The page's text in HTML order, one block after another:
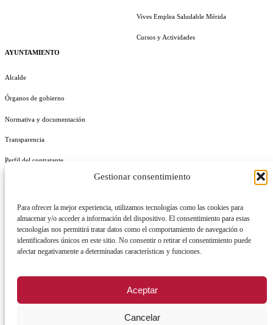
Gestionar consentimiento
Para ofrecer la mejor experiencia, utilizamos tecnologías como las cookies para
almacenar y/o acceder a información del dispositivo. El consentimiento para estas
tecnologías nos permitirá tratar datos como el comportamiento de navegación o
identificadores únicos en este sitio. No consentir o retirar el consentimiento puede
afectar negativamente a determinadas características y funciones.
Aceptar
Cancelar
AYUNTAMIENTO
Alcalde
Órganos de gobierno
Normativa y documentación
Transparencia
Perfil del contratante
Vives Emplea Saludable Mérida
Cursos y Actividades
REGISTRO DE ACTIVIDADES DE TRATAMIENTO